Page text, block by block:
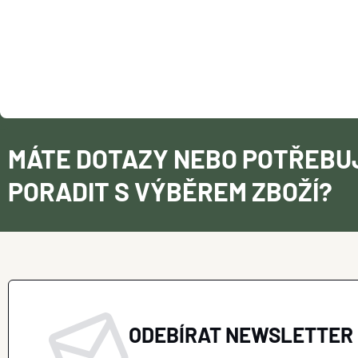
MÁTE DOTAZY NEBO
PORADIT S VÝBĚREM ZBOŽÍ?
ODEBÍRAT NEWSLETTER